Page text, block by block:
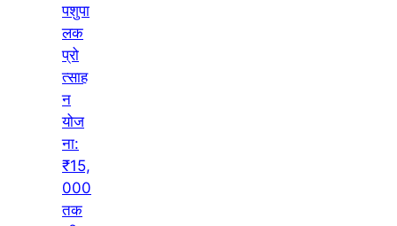
पशुपा
लक
प्रो
त्साह
न
योज
ना:
₹15,
000
तक